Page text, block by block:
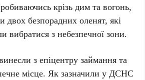
крізь дим та вогонь,
двох безпорадних оленят, які
вибратися з небезпечної зони.
з епіцентру займання та
місце. Як зазначили уДСНС